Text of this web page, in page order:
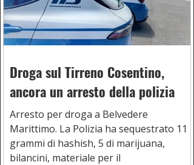
Droga sul Tirreno Cosentino,
ancora un arresto della polizia
Arresto per droga a Belvedere
Marittimo. La Polizia ha sequestrato 11
grammi di hashish, 5 di marijuana,
bilancini, materiale per il